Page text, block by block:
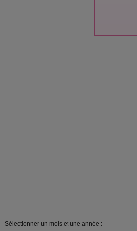
Sélectionner un mois et une année :